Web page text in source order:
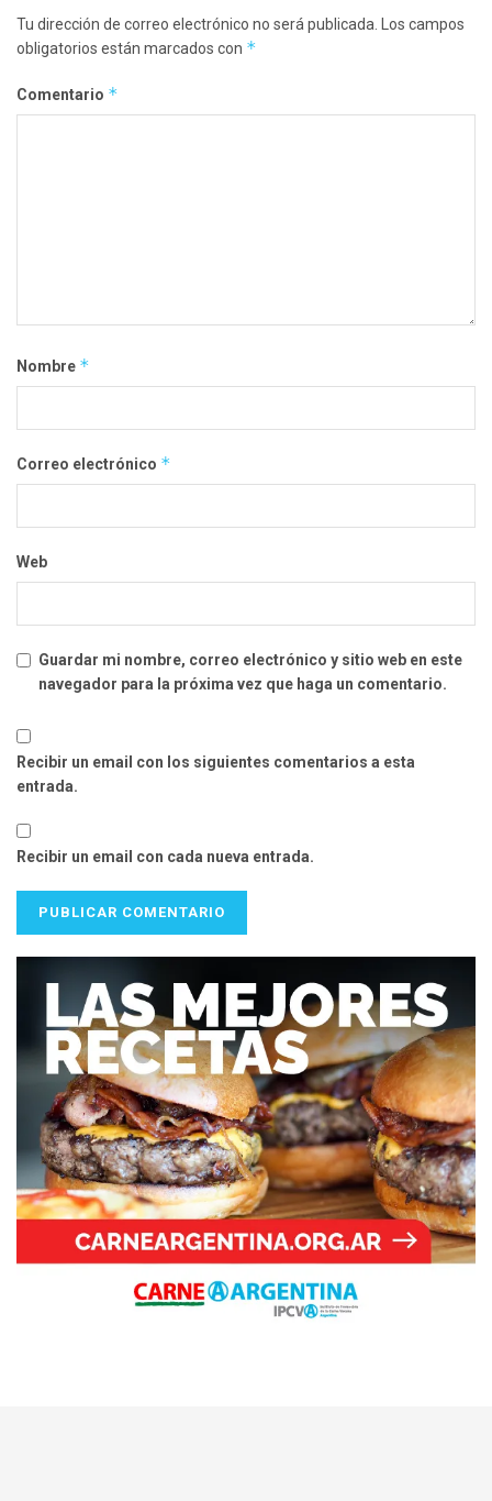
Tu dirección de correo electrónico no será publicada. Los campos
obligatorios están marcados con *
Comentario *
Nombre *
Correo electrónico *
Web
Guardar mi nombre, correo electrónico y sitio web en este
navegador para la próxima vez que haga un comentario.
Recibir un email con los siguientes comentarios a esta
entrada.
Recibir un email con cada nueva entrada.